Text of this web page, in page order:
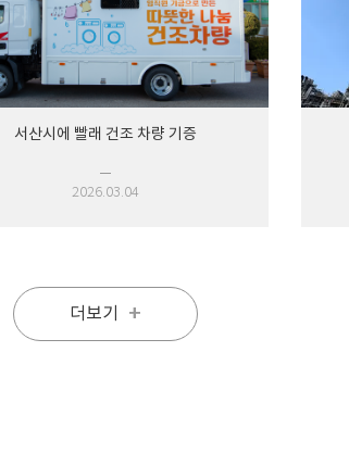
서산시에 빨래 건조 차량 기증
2026.03.04
더보기 +